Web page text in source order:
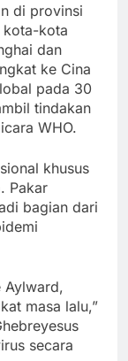
di provinsi
kota-kota
dan
ke Cina
pada 30
tindakan
WHO.
khusus
Pakar
bagian dari
Aylward,
masa lalu,”
secara